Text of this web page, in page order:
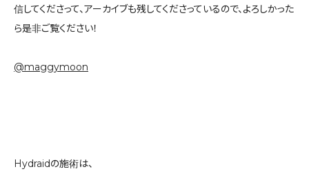
信してくださって、アーカイブも残してくださっているので、よろしかった
ら是非ご覧ください！
@maggymoon
Hydraidの施術は、